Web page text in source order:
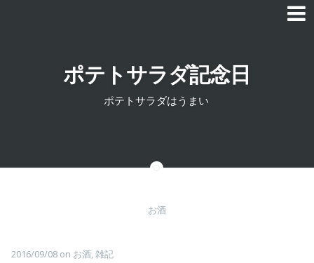
ポテトサラダ記念日
ポテトサラダはうまい
お酒
2016/09/08 on お酒,雑記